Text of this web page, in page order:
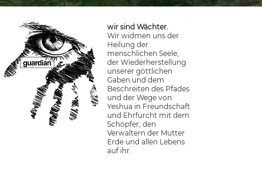
wir sind Wächter.
Wir widmen uns der
Heilung der
menschlichen Seele,
der Wiederherstellung
unserer göttlichen
Gaben und dem
Beschreiten des Pfades
und der Wege von
Yeshua in Freundschaft
und Ehrfurcht mit dem
Schöpfer, den
Verwaltern der Mutter
Erde und allen Lebens
auf ihr.